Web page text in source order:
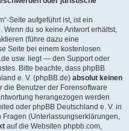
Seite aufgeführt ist, ist ein
du so keine Antwort erhältst,
(führe dazu eine
Seite bei einem kostenlosen
usw. liegt — den Support oder
Bitte beachte, dass phpBB
e. V. (phpBB.de) absolut keinen
die Benutzer der Forensoftware
herangezogen werden
oder phpBB Deutschland e. V. in
(Unterlassungserklärungen,
auf die Websiten phpbb.com,